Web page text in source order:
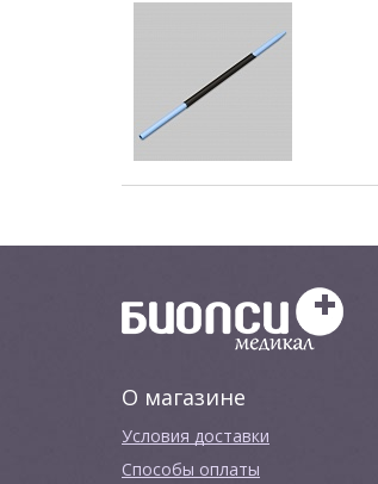
О магазине
Условия доставки
Способы оплаты